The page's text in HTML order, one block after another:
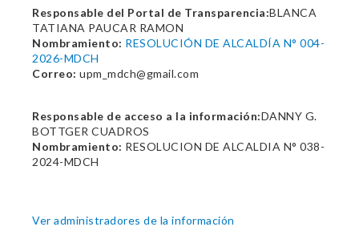
Responsable del Portal de Transparencia:BLANCA
TATIANA PAUCAR RAMON
Nombramiento: RESOLUCIÓN DE ALCALDÍA N° 004-
2026-MDCH
Correo: upm_mdch@gmail.com
Responsable de acceso a la información:DANNY G.
BOTTGER CUADROS
Nombramiento: RESOLUCION DE ALCALDIA N° 038-
2024-MDCH
Ver administradores de la información